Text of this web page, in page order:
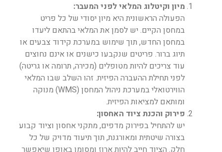
מיון וקיטלוג המלאי לפני המעבר:
הפעולה הראשונית היא מיון יסודי של כל פריט
במחסן הקיים. יש לסמן את המלאי בהתאם ליעדו
במחסן החדש, תוך שימוש במערכת קידוד צבעים או
תיוג ברור. פריטים שנקבעו כישנים או אינם נחוצים
עוד צריכים להיות מטופלים (מכירה, תרומה או גריטה)
לפני תחילת ההעברה הפיזית. זהו השלב שבו המלאי
הווירטואלי במערכת ניהול המחסן (WMS) מנוקה
ומותאם למציאות הפיזית.
פירוק והכנת ציוד האחסון:
יש להתחיל בפירוק מדפים, מתקני אחסון וציוד קבוע
בצורה שיטתית ומאורגנת, תוך תיעוד מדויק של כל
חלק. הציוד חייב להיות ארוז ומסומן באופן שיאפשר